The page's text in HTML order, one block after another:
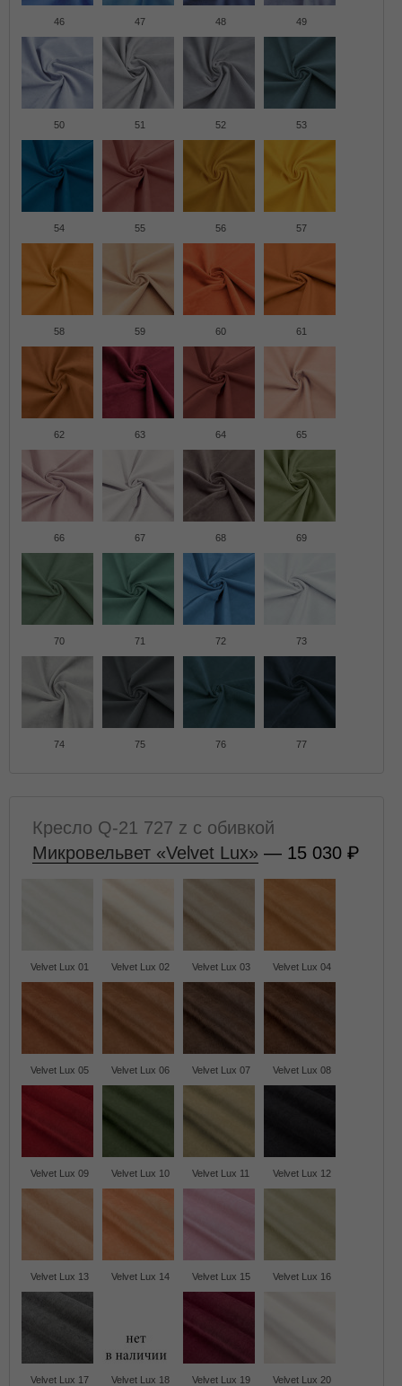
46 47 48 49
50 51 52 53
54 55 56 57
58 59 60 61
62 63 64 65
66 67 68 69
70 71 72 73
74 75 76 77
Кресло Q-21 727 z с обивкой
Микровельвет «Velvet Lux» — 15 030
Velvet Lux 01 Velvet Lux 02 Velvet Lux 03 Velvet Lux 04
Velvet Lux 05 Velvet Lux 06 Velvet Lux 07 Velvet Lux 08
Velvet Lux 09 Velvet Lux 10 Velvet Lux 11 Velvet Lux 12
Velvet Lux 13 Velvet Lux 14 Velvet Lux 15 Velvet Lux 16
Velvet Lux 17 Velvet Lux 18 Velvet Lux 19 Velvet Lux 20